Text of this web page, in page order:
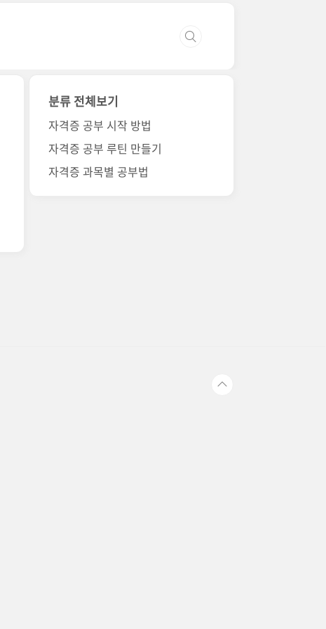
분류 전체보기
자격증 공부 시작 방법
자격증 공부 루틴 만들기
자격증 과목별 공부법